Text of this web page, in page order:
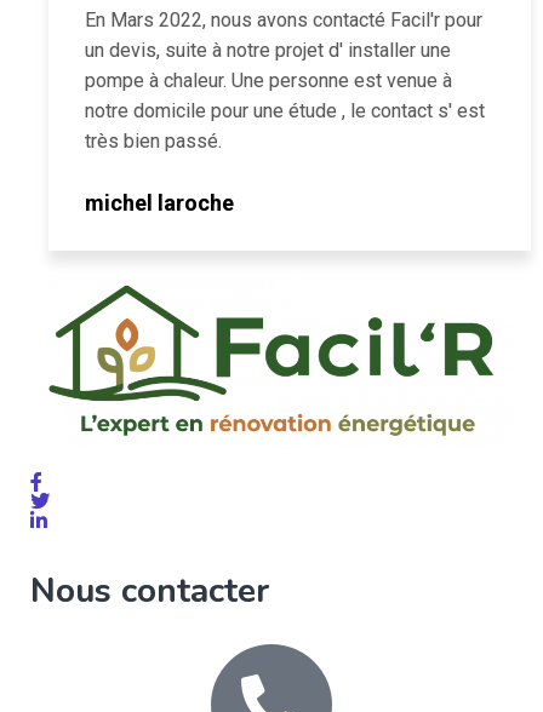
En Mars 2022, nous avons contacté Facil'r pour
un devis, suite à notre projet d' installer une
pompe à chaleur. Une personne est venue à
notre domicile pour une étude , le contact s' est
très bien passé.
michel laroche
Nous contacter